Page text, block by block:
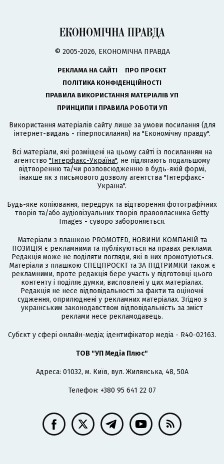
© 2005-2026, ЕКОНОМІЧНА ПРАВДА
РЕКЛАМА НА САЙТІ
ПРО ПРОЄКТ
ПОЛІТИКА КОНФІДЕНЦІЙНОСТІ
ПРАВИЛА ВИКОРИСТАННЯ МАТЕРІАЛІВ УП
ПРИНЦИПИ І ПРАВИЛА РОБОТИ УП
Використання матеріалів сайту лише за умови посилання (для
інтернет-видань - гіперпосилання) на "Економічну правду".
Всі матеріали, які розміщені на цьому сайті із посиланням на
агентство "Інтерфакс-Україна", не підлягають подальшому
відтворенню та/чи розповсюдженню в будь-якій формі,
інакше як з письмового дозволу агентства "Інтерфакс-
Україна".
Будь-яке копіювання, передрук та відтворення фотографічних
творів та/або аудіовізуальних творів правовласника Getty
Images - суворо забороняється.
Матеріали з плашкою PROMOTED, НОВИНИ КОМПАНІЙ та
ПОЗИЦІЯ є рекламними та публікуються на правах реклами.
Редакція може не поділяти погляди, які в них промотуються.
Матеріали з плашкою СПЕЦПРОЄКТ та ЗА ПІДТРИМКИ також є
рекламними, проте редакція бере участь у підготовці цього
контенту і поділяє думки, висловлені у цих матеріалах.
Редакція не несе відповідальності за факти та оціночні
судження, оприлюднені у рекламних матеріалах. Згідно з
українським законодавством відповідальність за зміст
реклами несе рекламодавець.
Cубєкт у сфері онлайн-медіа; ідентифікатор медіа - R40-02163.
ТОВ "УП Медіа Плюс"
Адреса: 01032, м. Київ, вул. Жилянська, 48, 50А
Телефон: +380 95 641 22 07